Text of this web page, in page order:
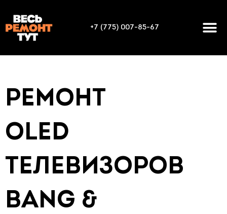
+7 (775) 007-85-67
РЕМОНТ
OLED
ТЕЛЕВИЗОРОВ
BANG &